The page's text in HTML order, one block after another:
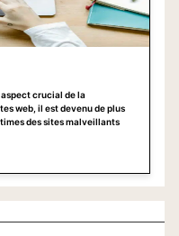
crucial de la
web, il est devenu de plus
des sites malveillants